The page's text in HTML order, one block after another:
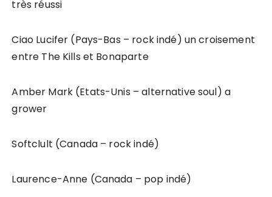
très réussi
Ciao Lucifer (Pays-Bas – rock indé) un croisement
entre The Kills et Bonaparte
Amber Mark (Etats-Unis – alternative soul) a
grower
Softclult (Canada – rock indé)
Laurence-Anne (Canada – pop indé)